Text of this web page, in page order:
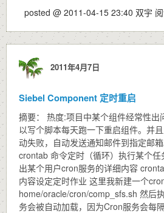
posted @ 2011-04-15 23:40 双宇
2011年4月7日
Siebel Component 定时重启
摘要： 热度:项目中某个组件经常性出
以写个脚本每天跑一下重启组件。并
动失败，自动发送通知邮件到指定邮
crontab 命令定时（循环）执行某个
出某个用户cron服务的详细内容
内容设定定时作业 这里我新建一个
home/oracle/cron/comp_sfs.sh 然后
务会被自动加载，因为Cron服务会每